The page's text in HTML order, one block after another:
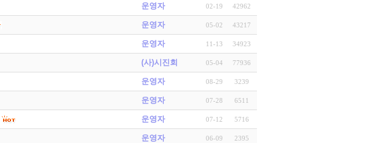
운영자 02-19 42962
운영자 05-02 43217
운영자 11-13 34923
(사)시진회 05-04 77936
운영자 08-29 3239
운영자 07-28 6511
운영자 07-12 5716
운영자 06-09 2395